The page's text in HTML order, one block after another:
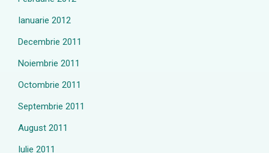
Ianuarie 2012
Decembrie 2011
Noiembrie 2011
Octombrie 2011
Septembrie 2011
August 2011
Iulie 2011